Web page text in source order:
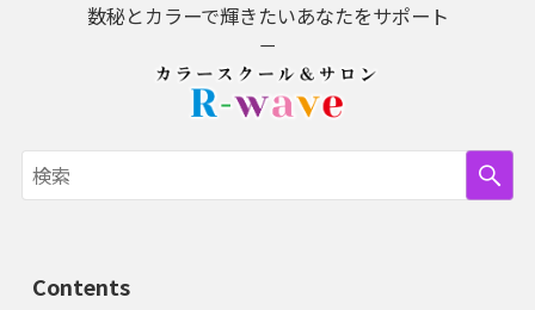
数秘とカラーで輝きたいあなたをサポート
－
Contents